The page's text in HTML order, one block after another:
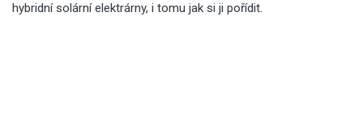
hybridní solární elektrárny, i tomu jak si ji pořídit.